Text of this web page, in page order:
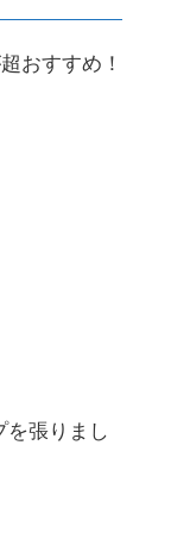
おすすめ！
を張りまし